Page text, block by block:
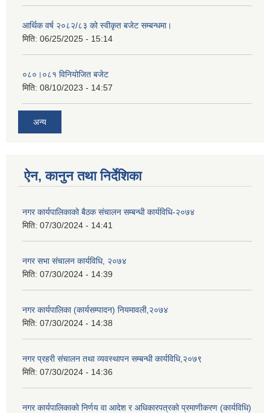
आर्थिक वर्ष २०८२/८३ को स्वीकृत बजेट सम्बन्धमा।
मिति: 06/25/2025 - 15:14
०८०।०८१ विनियोजित बजेट
मिति: 08/10/2023 - 14:57
अन्य
ऐन, कानुन तथा निर्देशिका
नगर कार्यपालिकाको बैठक संचालन सम्बन्धी कार्यविधि-२०७४
मिति: 07/30/2024 - 14:41
नगर सभा संचालन कार्यविधि, २०७४
मिति: 07/30/2024 - 14:39
नगर कार्यपालिका (कार्यसम्पादन) नियमावली,२०७४
मिति: 07/30/2024 - 14:38
नगर प्रहरी संचालन तथा व्यवस्थापन सम्बन्धी कार्यविधि,२०७९
मिति: 07/30/2024 - 14:36
नगर कार्यपालिकाको निर्णय वा आदेश र अधिकारपत्रको प्रमाणीकरण (कार्यविधि)